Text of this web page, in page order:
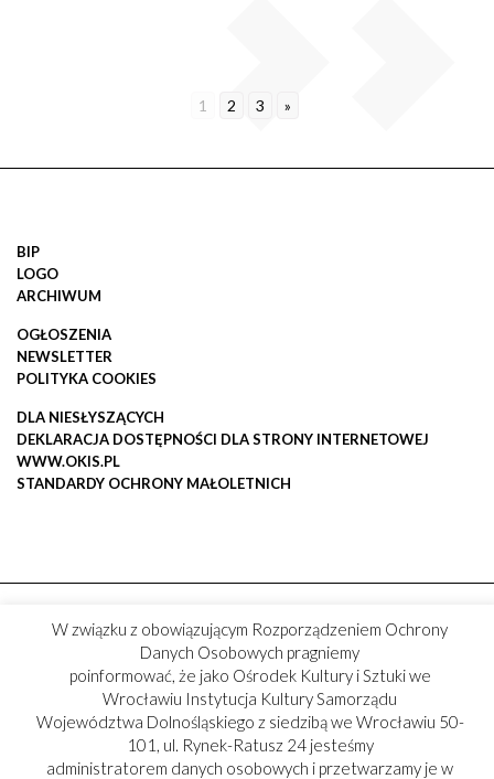
1 2 3 »
BIP
LOGO
ARCHIWUM
OGŁOSZENIA
NEWSLETTER
POLITYKA COOKIES
DLA NIESŁYSZĄCYCH
DEKLARACJA DOSTĘPNOŚCI DLA STRONY INTERNETOWEJ
WWW.OKIS.PL
STANDARDY OCHRONY MAŁOLETNICH
W związku z obowiązującym Rozporządzeniem Ochrony
Danych Osobowych pragniemy
poinformować, że jako Ośrodek Kultury i Sztuki we
Wrocławiu Instytucja Kultury Samorządu
Województwa Dolnośląskiego z siedzibą we Wrocławiu 50-
101, ul. Rynek-Ratusz 24 jesteśmy
administratorem danych osobowych i przetwarzamy je w